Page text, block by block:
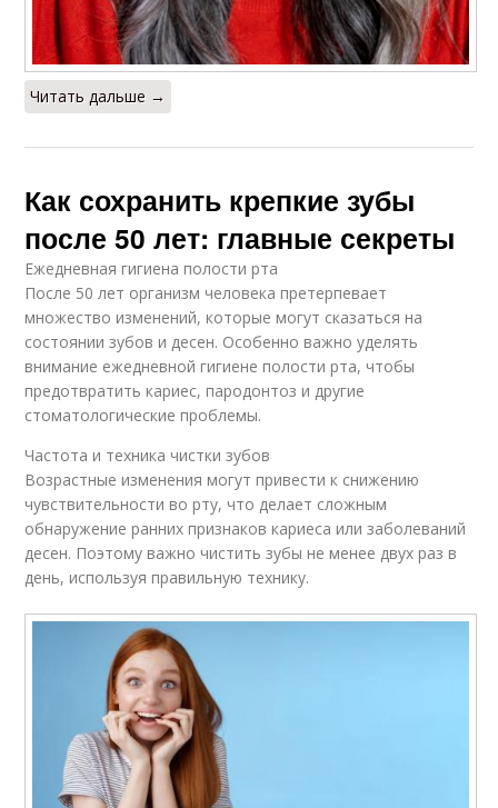
Читать дальше →
Как сохранить крепкие зубы
после 50 лет: главные секреты
Ежедневная гигиена полости рта
После 50 лет организм человека претерпевает
множество изменений, которые могут сказаться на
состоянии зубов и десен. Особенно важно уделять
внимание ежедневной гигиене полости рта, чтобы
предотвратить кариес, пародонтоз и другие
стоматологические проблемы.
Частота и техника чистки зубов
Возрастные изменения могут привести к снижению
чувствительности во рту, что делает сложным
обнаружение ранних признаков кариеса или заболеваний
десен. Поэтому важно чистить зубы не менее двух раз в
день, используя правильную технику.